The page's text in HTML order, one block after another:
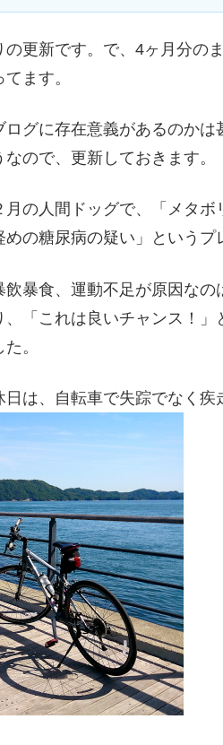
更新です。で、4ヶ月分の
ます。
グに存在意義があるのか
ので、更新しておきます。
の人間ドッグで、「メタ
の糖尿病の疑い」というプ
暴食、運動不足が原因な
、「これは良いチャンス！
。
は、自転車で失踪でなく疾